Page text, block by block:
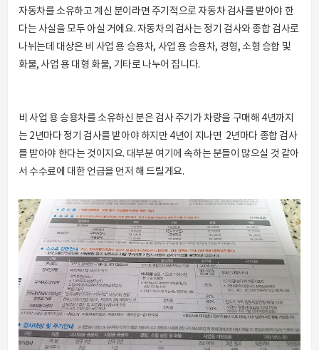
자동차를 소유하고 계신 분이라면 주기적으로 자동차 검사를 받아야 한
다는 사실을 모두 아실 거에요. 자동차의 검사는 정기 검사와 종합 검사로
나뉘는데 대상은 비 사업 용 승용차, 사업 용 승용차, 경형, 소형 승합 및
화물, 사업 용 대형 화물, 기타로 나누어 집니다.
비 사업 용 승용차를 소유하신 분은 검사 주기가 차량을 구매해 4년까지
는 2년마다 정기 검사를 받아야 하지만 4년이 지나면 2년마다 종합 검사
를 받아야 한다는 것이지요. 대부분 여기에 속하는 분들이 많으실 것 같아
서 수수료에 대한 언급을 먼저 해 드릴게요.